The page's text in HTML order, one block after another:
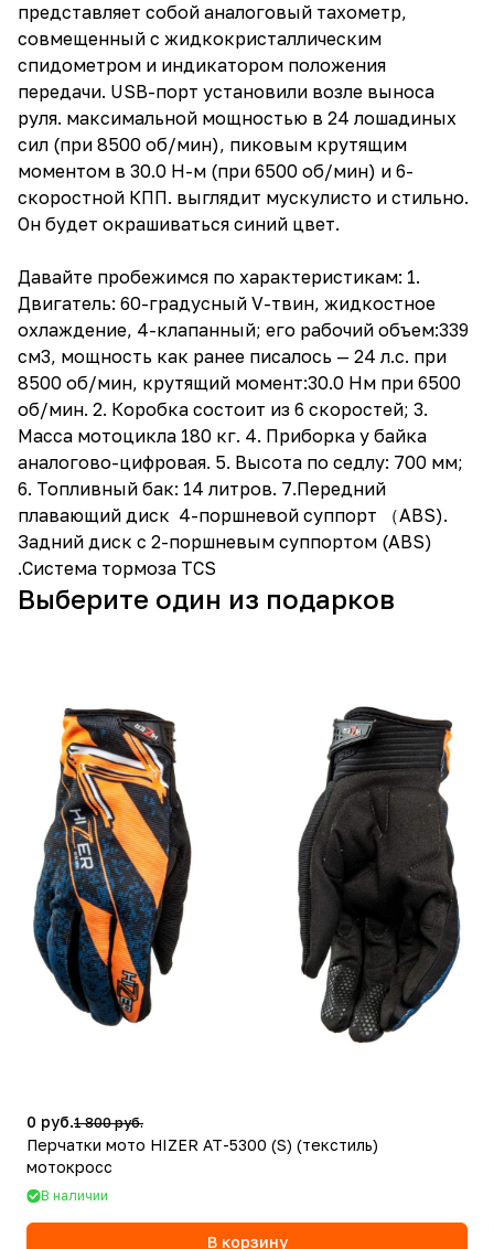
представляет собой аналоговый тахометр,
совмещенный с жидкокристаллическим
спидометром и индикатором положения
передачи. USB-порт установили возле выноса
руля. максимальной мощностью в 24 лошадиных
сил (при 8500 об/мин), пиковым крутящим
моментом в 30.0 Н-м (при 6500 об/мин) и 6-
скоростной КПП. выглядит мускулисто и стильно.
Он будет окрашиваться синий цвет.
Давайте пробежимся по характеристикам: 1.
Двигатель: 60-градусный V-твин, жидкостное
охлаждение, 4-клапанный; его рабочий объем:339
см3, мощность как ранее писалось — 24 л.с. при
8500 об/мин, крутящий момент:30.0 Нм при 6500
об/мин. 2. Коробка состоит из 6 скоростей; 3.
Масса мотоцикла 180 кг. 4. Приборка у байка
аналогово-цифровая. 5. Высота по седлу: 700 мм;
6. Топливный бак: 14 литров. 7.Передний
плавающий диск 4-поршневой суппорт （ABS).
Задний диск с 2-поршневым суппортом (ABS)
.Система тормоза TCS
Выберите один из подарков
0 руб.1 800 руб.
Перчатки мото HIZER AT-5300 (S) (текстиль)
мотокросс
В наличии
В корзину